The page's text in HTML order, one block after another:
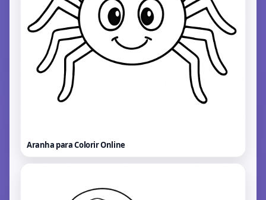
Aranha para ColorirOnline